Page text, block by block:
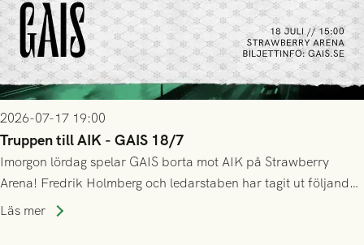
2026-07-17 19:00
Truppen till AIK - GAIS 18/7
Imorgon lördag spelar GAIS borta mot AIK på Strawberry
Arena! Fredrik Holmberg och ledarstaben har tagit ut följande
trupp till matchen:
Läs mer